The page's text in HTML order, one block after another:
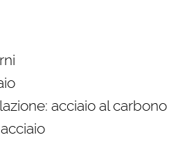
acciaio al carbono